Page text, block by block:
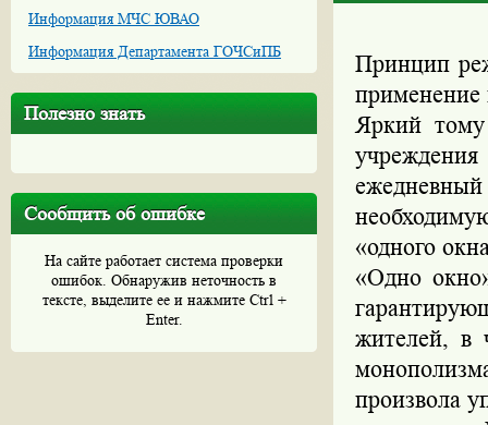
Информация МЧС ЮВАО
Информация Департамента ГОЧСиПБ
Полезно знать
Сообщить об ошибке
На сайте работает система проверки
ошибок. Обнаружив неточность в
тексте, выделите ее и нажмите Ctrl +
Enter.
Принцип
применение
Яркий тому
«одного
«Одно
жителей, в
произвола